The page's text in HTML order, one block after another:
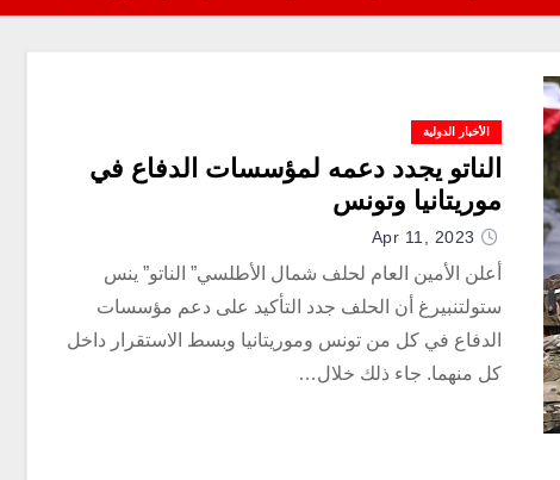
الأخبار الدولية
الناتو يجدد دعمه لمؤسسات الدفاع في
موريتانيا وتونس
Apr 11, 2023
أعلن الأمين العام لحلف شمال الأطلسي” الناتو” ينس
ستولتنبيرغ أن الحلف جدد التأكيد على دعم مؤسسات
الدفاع في كل من تونس وموريتانيا وبسط الاستقرار داخل
كل منهما. جاء ذلك خلال…